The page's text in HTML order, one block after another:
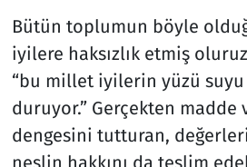
Bütün toplumun böyle
iyilere haksızlık etmiş
“bu millet iyilerin yüzü
duruyor.” Gerçekten madde
dengesini tutturan,
neslin hakkını da teslim